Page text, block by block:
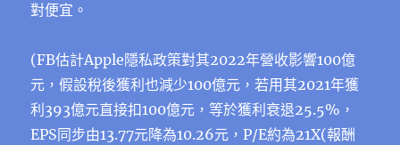
對便宜。
(FB估計Apple隱私政策對其2022年營收影響100億
元，假設稅後獲利也減少100億元，若用其2021年獲
利393億元直接扣100億元，等於獲利衰退25.5%，
EPS同步由13.77元降為10.26元，P/E約為21X(報酬